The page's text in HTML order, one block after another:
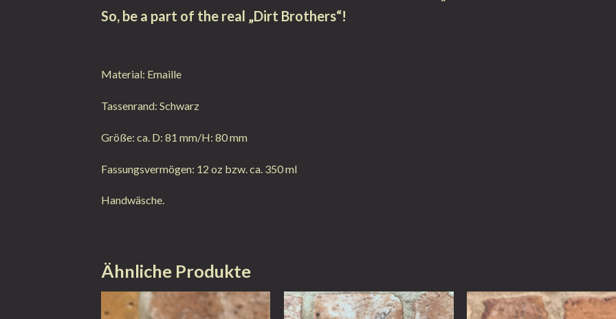
So, be a part of the real „Dirt Brothers“!
Material: Emaille
Tassenrand: Schwarz
Größe: ca. D: 81 mm/H: 80 mm
Fassungsvermögen: 12 oz bzw. ca. 350 ml
Handwäsche.
Ähnliche Produkte